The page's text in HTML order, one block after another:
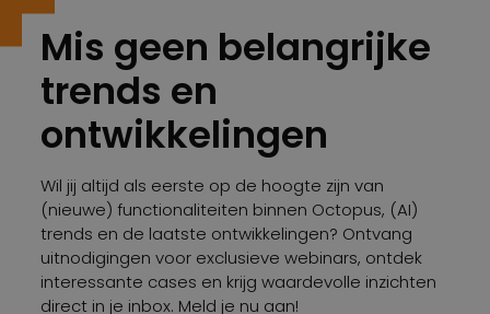
Mis geen belangrijke
trends en
ontwikkelingen
Wil jij altijd als eerste op de hoogte zijn van
(nieuwe) functionaliteiten binnen Octopus, (AI)
trends en de laatste ontwikkelingen? Ontvang
uitnodigingen voor exclusieve webinars, ontdek
interessante cases en krijg waardevolle inzichten
direct in je inbox. Meld je nu aan!